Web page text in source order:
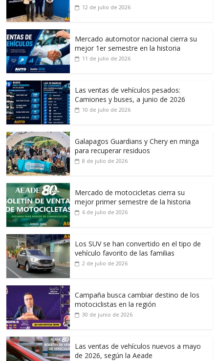
12 de julio de 2026
Mercado automotor nacional cierra su
mejor 1er semestre en la historia
11 de julio de 2026
Las ventas de vehículos pesados:
Camiones y buses, a junio de 2026
10 de julio de 2026
Galapagos Guardians y Chery en minga
para recuperar residuos
8 de julio de 2026
Mercado de motocicletas cierra su
mejor primer semestre de la historia
6 de julio de 2026
Los SUV se han convertido en el tipo de
vehículo favorito de las familias
2 de julio de 2026
Campaña busca cambiar destino de los
motociclistas en la región
30 de junio de 2026
Las ventas de vehículos nuevos a mayo
de 2026, según la Aeade